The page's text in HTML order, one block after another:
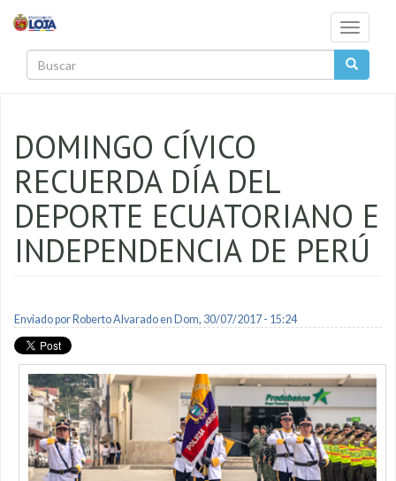
Toggle
DOMINGO CÍVICO
RECUERDA DÍA DEL
DEPORTE ECUATORIANO E
INDEPENDENCIA DE PERÚ
Enviado por Roberto Alvaradoen Dom, 30/07/2017 - 15:24